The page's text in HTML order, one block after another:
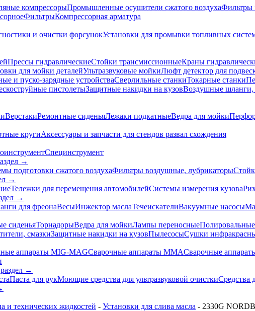
компрессорыПромышленные осушители сжатого воздухаФильтры
ФильтрыКомпрессорная арматура
и очистки форсунокУстановки для промывки топливных
Прессы гидравлическиеСтойки трансмиссионныеКраны
для мойки деталейУльтразвуковые мойкиЛюфт детектор для
и пуско-зарядные устройстваСверлильные станкиТокарные станки
пистолетыЗащитные накидки на кузовВоздушные шланги,
ВерстакиРемонтные сиденьяЛежаки подкатныеВедра для мойки
кругиАксессуары и запчасти для стендов развал схождения
Специнструмент
→
подготовки сжатого воздухаФильтры воздушные, лубрикаторы
→
Тележки для перемещения автомобилейСистемы измерения кузова
→
для фреонаВесыИнжектор маслаТечеискателиВакуумные насосы
сиденьяТорнадорыВедра для мойкиЛампы переносные
смазкиЗащитные накидки на кузовПылесосыСушки
аппараты MIG-MAGСварочные аппараты MMAСварочные
→
Паста для рукМоющие средства для ультразвуковой очисткиСредства
и технических жидкостей - Установки для слива масла - 2330G